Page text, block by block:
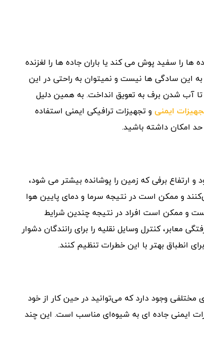
را سفید پوش می کند یا باران جاده ها را لغزنده
این سادگی ها نیست و نمیتوان به راحتی در این
تا آب شدن برف به تعویق انداخت. به همین دلیل
ایمنی و تجهیزات ترافیکی ایمنی استفاده
حد امکان داشته باشید.
ارتفاع برفی که زمین را پوشانده بیشتر می شود،
و ممکن است در نتیجه سرما و دمای پایین هوا
و ممکن است افراد در نتیجه چندین شرایط
کنترل وسایل نقلیه را برای رانندگان دشوار
انطباق بهتر با این خطرات تنظیم کنند.
وجود دارد که می‌توانید در حین کار از خود
ایمنی جاده ای به شیوه‌ای مناسب است. این چند